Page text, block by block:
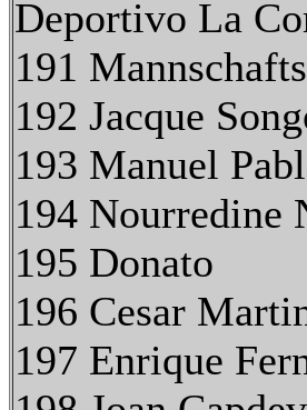
Deportivo La
191
192 Jacque
193 Manuel
194 Nourredine
195 Donato
196 Cesar
197 Enrique